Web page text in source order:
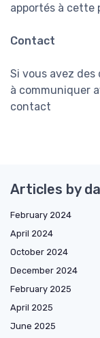
apportés à cette
Contact
Si vous avez des
à communiquer
contact
Articles by
February 2024
April 2024
October 2024
December 2024
February 2025
April 2025
June 2025